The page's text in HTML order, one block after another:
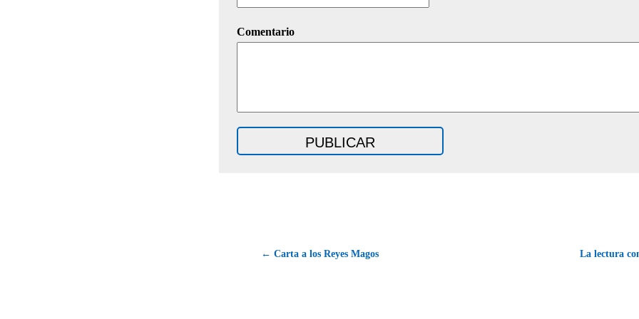
Comentario
← Carta a los Reyes Magos La lectura